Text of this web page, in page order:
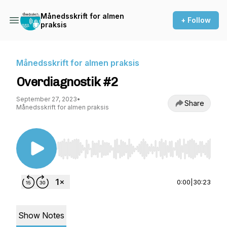
Månedsskrift for almen
praksis
+ Follow
Månedsskrift for almen praksis
Overdiagnostik #2
September 27, 2023•
Månedsskrift for almen praksis
Share
Use Left/Right to seek, Home/End to jump to
0:00 30:23
Show Notes